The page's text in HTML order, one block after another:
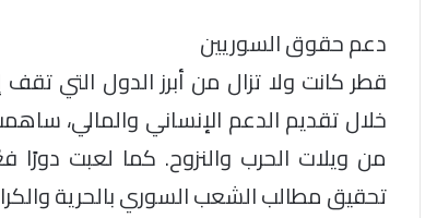
دعم حقوق السوريين
خلال تقديم الدعم الإنساني والمالي،
من ويلات الحرب والنزوح. كما لعبت
تحقيق مطالب الشعب السوري بالحرية